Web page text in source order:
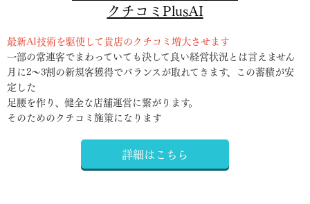
クチコミPlusAI
最新AI技術を駆使して貴店のクチコミ増大させます
一部の常連客でまわっていても決して良い経営状況とは言えません
月に2～3割の新規客獲得でバランスが取れてきます、この蓄積が安
定した
足腰を作り、健全な店舗運営に繋がります。
そのためのクチコミ施策になります
詳細はこちら